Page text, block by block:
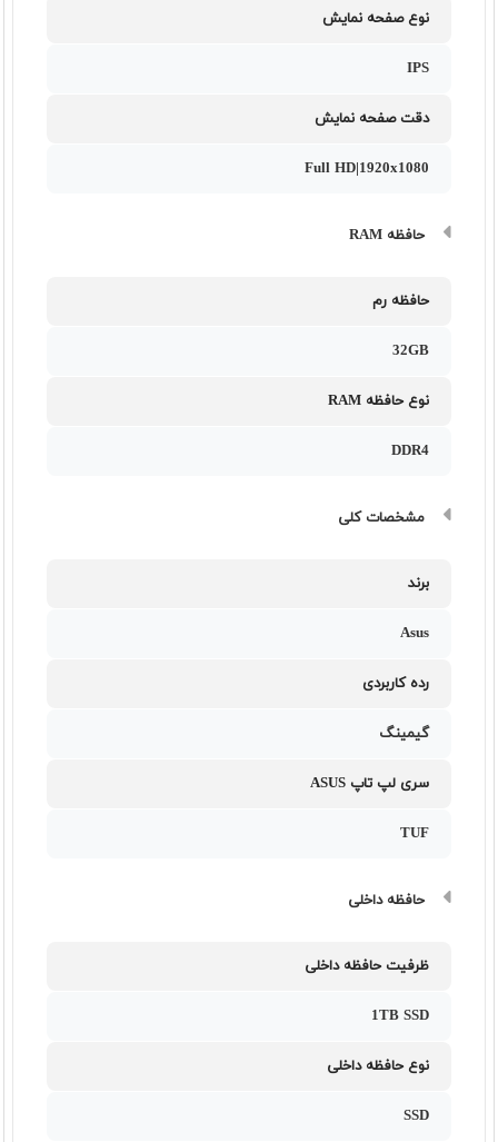
نوع صفحه نمایش
IPS
دقت صفحه نمایش
Full HD|1920x1080
حافظه RAM
حافظه رم
32GB
نوع حافظه RAM
DDR4
مشخصات کلی
برند
Asus
رده کاربردی
گیمینگ
سری لپ تاپ ASUS
TUF
حافظه داخلی
ظرفیت حافظه داخلی
1TB SSD
نوع حافظه داخلی
SSD